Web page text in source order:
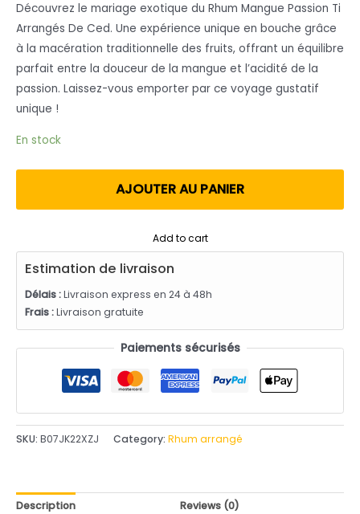
Découvrez le mariage exotique du Rhum Mangue Passion Ti
Arrangés De Ced. Une expérience unique en bouche grâce
à la macération traditionnelle des fruits, offrant un équilibre
parfait entre la douceur de la mangue et l’acidité de la
passion. Laissez-vous emporter par ce voyage gustatif
unique !
En stock
AJOUTER AU PANIER
Add to cart
Estimation de livraison
Délais :Livraison express en 24 à 48h
Frais :Livraison gratuite
Paiements sécurisés
SKU: B07JK22XZJ Category: Rhum arrangé
Description Reviews (0)